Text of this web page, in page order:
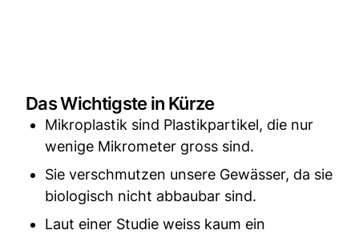
Das Wichtigste in Kürze
Mikroplastik sind Plastikpartikel, die nur
wenige Mikrometer gross sind.
Sie verschmutzen unsere Gewässer, da sie
biologisch nicht abbaubar sind.
Laut einer Studie weiss kaum ein